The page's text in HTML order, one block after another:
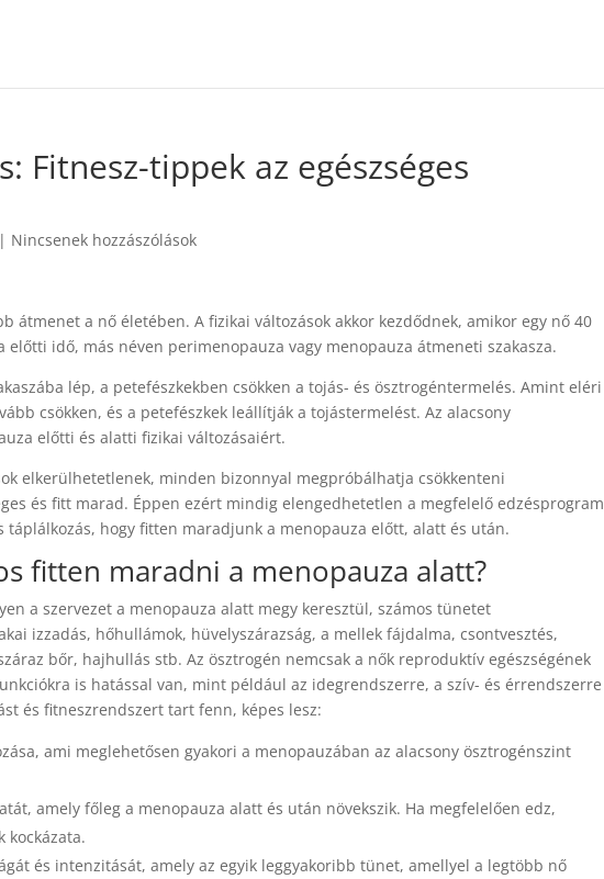
Fitnesz-tippek az egészséges
| Nincsenek hozzászólások
átmenet a nő életében. A fizikai változások akkor kezdődnek, amikor egy nő 40
előtti idő, más néven perimenopauza vagy menopauza átmeneti szakasza.
lép, a petefészkekben csökken a tojás- és ösztrogéntermelés. Amint eléri
csökken, és a petefészkek leállítják a tojástermelést. Az alacsony
előtti és alatti fizikai változásaiért.
elkerülhetetlenek, minden bizonnyal megpróbálhatja csökkenteni
és fitt marad. Éppen ezért mindig elengedhetetlen a megfelelő edzésprogram
táplálkozás, hogy fitten maradjunk a menopauza előtt, alatt és után.
fitten maradni a menopauza alatt?
a szervezet a menopauza alatt megy keresztül, számos tünetet
izzadás, hőhullámok, hüvelyszárazság, a mellek fájdalma, csontvesztés,
bőr, hajhullás stb. Az ösztrogén nemcsak a nők reproduktív egészségének
is hatással van, mint például az idegrendszerre, a szív- és érrendszerre
és fitneszrendszert tart fenn, képes lesz:
ami meglehetősen gyakori a menopauzában az alacsony ösztrogénszint
amely főleg a menopauza alatt és után növekszik. Ha megfelelően edz,
kockázata.
és intenzitását, amely az egyik leggyakoribb tünet, amellyel a legtöbb nő